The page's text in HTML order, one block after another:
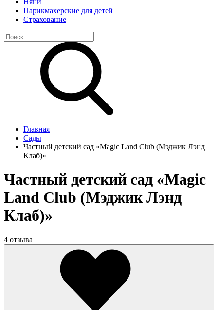
Няни
Парикмахерские для детей
Страхование
Главная
Сады
Частный детский сад «Magic Land Club (Мэджик Лэнд
Клаб)»
Частный детский сад «Magic
Land Club (Мэджик Лэнд
Клаб)»
4 отзыва